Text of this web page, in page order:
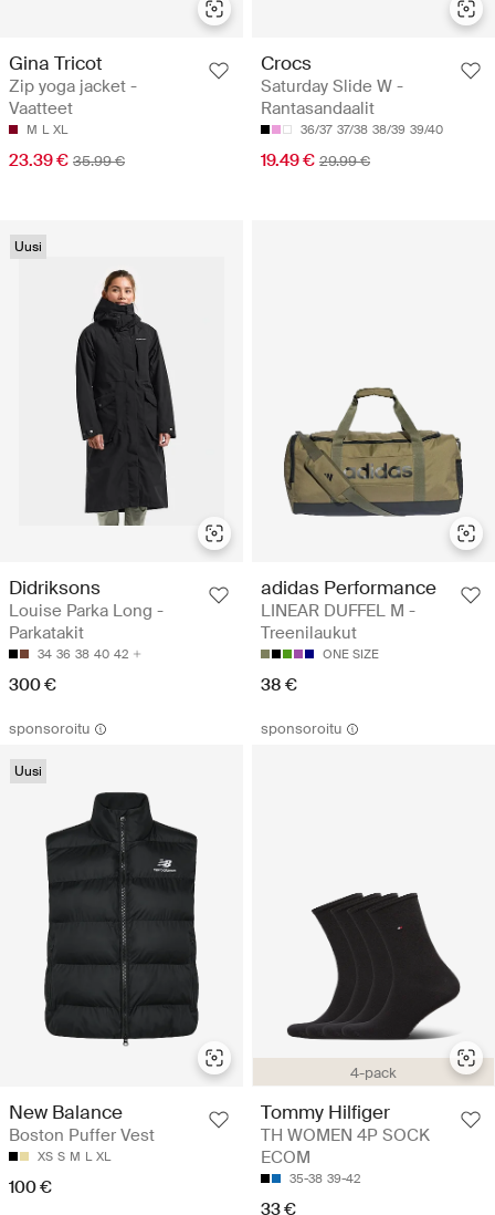
Gina Tricot
Zip yoga jacket -
Vaatteet
M L XL
23.39 € 35.99 €
Crocs
Saturday Slide W -
Rantasandaalit
36/37 37/38 38/39 39/40
19.49 € 29.99 €
Uusi
Didriksons
Louise Parka Long -
Parkatakit
34 36 38 40 42
300 €
adidas Performance
LINEAR DUFFEL M -
Treenilaukut
ONE SIZE
38 €
sponsoroitu
Uusi
New Balance
Boston Puffer Vest
XS S M L XL
100 €
sponsoroitu
4-pack
Tommy Hilfiger
TH WOMEN 4P SOCK
ECOM
35-38 39-42
33 €